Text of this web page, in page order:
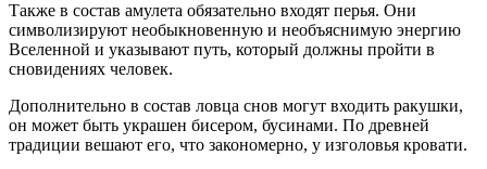
Также в состав амулета обязательно входят перья. Они
символизируют необыкновенную и необъяснимую энергию
Вселенной и указывают путь, который должны пройти в
сновидениях человек.
Дополнительно в состав ловца снов могут входить ракушки,
он может быть украшен бисером, бусинами. По древней
традиции вешают его, что закономерно, у изголовья кровати.